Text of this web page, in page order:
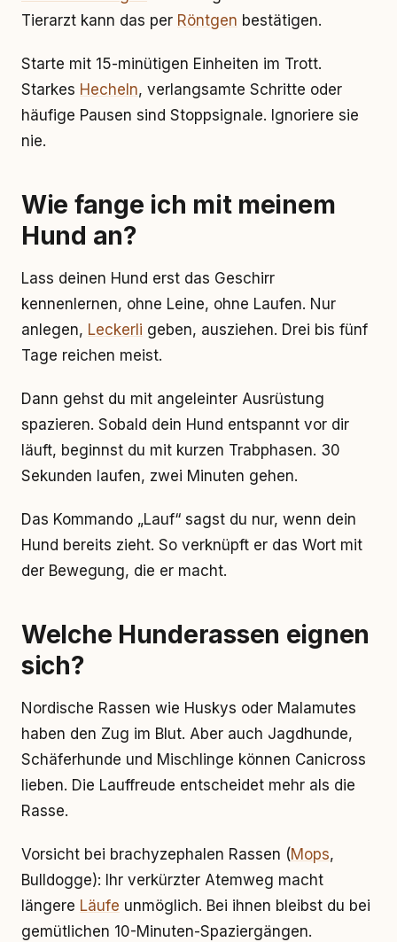
Tierarzt kann das per Röntgen bestätigen.
Starte mit 15-minütigen Einheiten im Trott.
Starkes Hecheln, verlangsamte Schritte oder
häufige Pausen sind Stoppsignale. Ignoriere sie
nie.
Wie fange ich mit meinem
Hund an?
Lass deinen Hund erst das Geschirr
kennenlernen, ohne Leine, ohne Laufen. Nur
anlegen, Leckerli geben, ausziehen. Drei bis fünf
Tage reichen meist.
Dann gehst du mit angeleinter Ausrüstung
spazieren. Sobald dein Hund entspannt vor dir
läuft, beginnst du mit kurzen Trabphasen. 30
Sekunden laufen, zwei Minuten gehen.
Das Kommando „Lauf“ sagst du nur, wenn dein
Hund bereits zieht. So verknüpft er das Wort mit
der Bewegung, die er macht.
Welche Hunderassen eignen
sich?
Nordische Rassen wie Huskys oder Malamutes
haben den Zug im Blut. Aber auch Jagdhunde,
Schäferhunde und Mischlinge können Canicross
lieben. Die Lauffreude entscheidet mehr als die
Rasse.
Vorsicht bei brachyzephalen Rassen (Mops,
Bulldogge): Ihr verkürzter Atemweg macht
längere Läufe unmöglich. Bei ihnen bleibst du bei
gemütlichen 10-Minuten-Spaziergängen.